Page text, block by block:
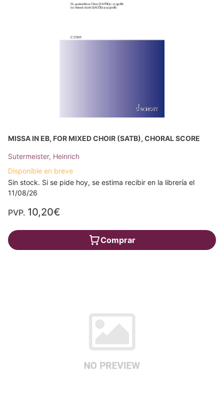
MISSA IN EB, FOR MIXED CHOIR (SATB), CHORAL SCORE
Sutermeister, Heinrich
Disponible en breve
Sin stock. Si se pide hoy, se estima recibir en la librería el
11/08/26
PVP. 10,20€
Comprar